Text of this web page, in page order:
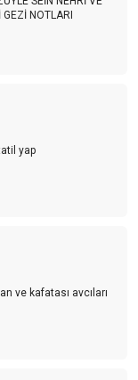
NOTLARI
yap
ve kafatası avcıları